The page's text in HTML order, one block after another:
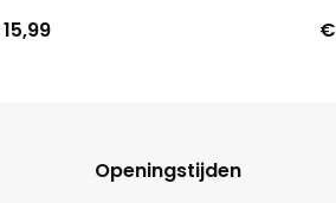
Openingstijden